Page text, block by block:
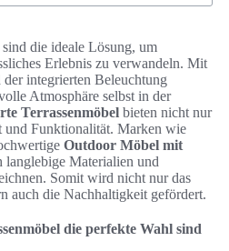
die ideale Lösung, um
Erlebnis zu verwandeln. Mit
integrierten Beleuchtung
Atmosphäre selbst in der
Terrassenmöbel bieten nicht nur
und Funktionalität. Marken wie
Outdoor Möbel mit
langlebige Materialien und
Somit wird nicht nur das
auch die Nachhaltigkeit gefördert.
die perfekte Wahl sind